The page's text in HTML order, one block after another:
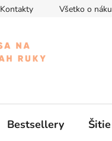
Kontakty Všetko o
Bestsellery